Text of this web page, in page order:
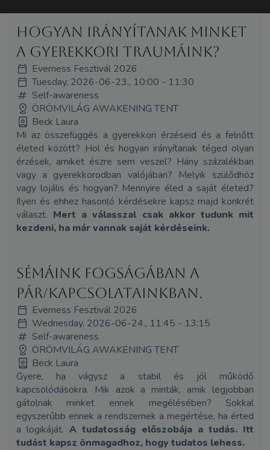
Hogyan irányítanak minket
a gyerekkori traumáink?
Everness Fesztivál 2026
Tuesday, 2026-06-23., 10:00 - 11:30
Self-awareness
ÖRÖMVILÁG AWAKENING TENT
Beck Laura
Mi az összefüggés a gyerekkori érzéseid és a felnőtt
életed között? Hol és hogyan irányítanak téged olyan
érzések, amiket észre sem veszel? Hány százalékban
vagy a gyerekkorodban valójában? Melyik szülődhöz
vagy lojális és hogyan? Mennyire éled a saját életed?
Ilyen és ehhez hasonló kérdésekre kapsz majd konkrét
választ. Mert a válasszal csak akkor tudunk mit
kezdeni, ha már vannak saját kérdéseink.
Sémáink fogságában a
pár/kapcsolatainkban.
Everness Fesztivál 2026
Wednesday, 2026-06-24., 11:45 - 13:15
Self-awareness
ÖRÖMVILÁG AWAKENING TENT
Beck Laura
Gyere, ha vágysz a stabil és jól működő
kapcsolódásokra. Mik azok a minták, amik legjobban
gátolnak minket ennek megélésében? Sokkal
egyszerűbb ennek a rendszernek a megértése, ha érted
a logikáját.A tudatosság előszobája a tudás. Itt
tudást kapsz önmagadhoz, hogy tudatos lehess.